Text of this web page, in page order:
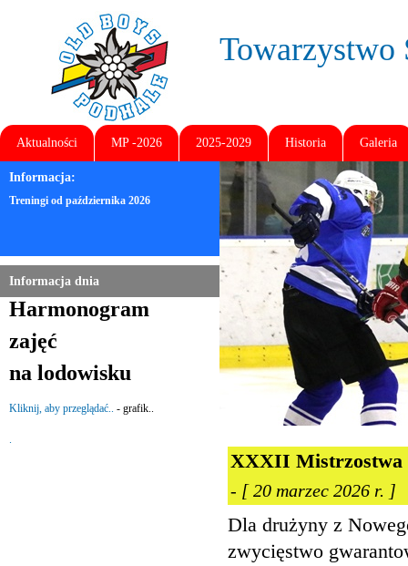
Aktualności MP -2026 2025-2029 Historia Galeria
Informacja:
Treningi od października 2026
Informacja dnia
Harmonogram
zajęć
na lodowisku
Kliknij, aby przeglądać.. - grafik..
.
XXXII Mistrzostwa
- [ 20 marzec 2026 r. ]
Dla drużyny z
zwycięstwo